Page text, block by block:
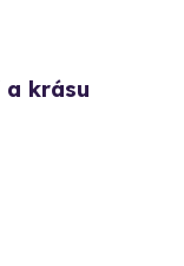
a krásu